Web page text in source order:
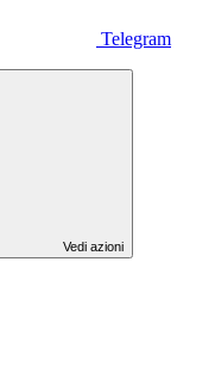
Telegram
Vedi azioni